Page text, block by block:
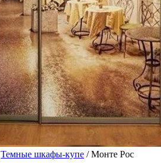
Темные шкафы-купе / Монте Рос